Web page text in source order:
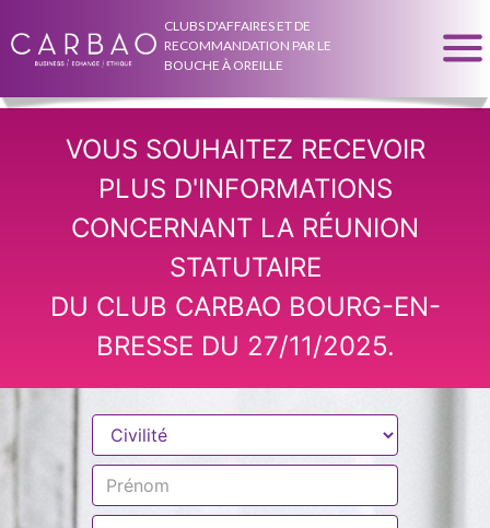
CLUBS D'AFFAIRES ET DE
RECOMMANDATION PAR LE
BOUCHE À OREILLE
VOUS SOUHAITEZ RECEVOIR
PLUS D'INFORMATIONS
CONCERNANT LA RÉUNION
STATUTAIRE
DU CLUB CARBAO BOURG-EN-
BRESSE DU 27/11/2025.